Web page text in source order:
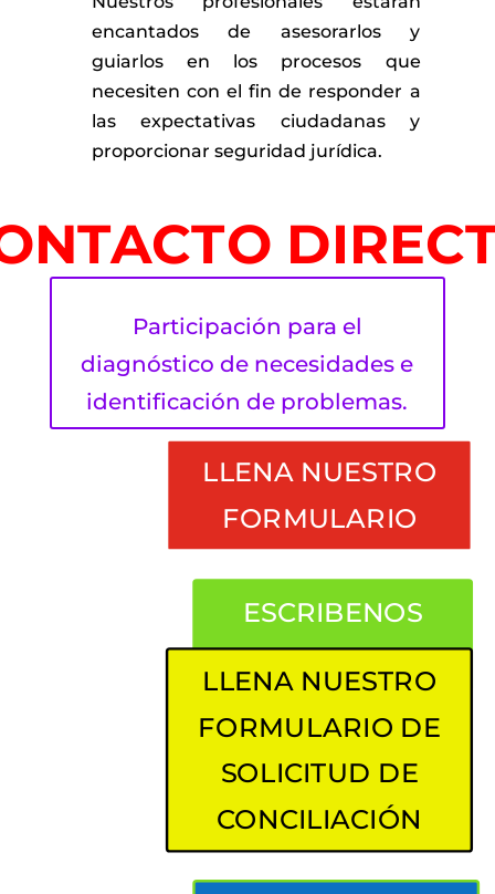
encantados de asesorarlos y
guiarlos en los procesos que
necesiten con el fin de responder a
las expectativas ciudadanas y
proporcionar seguridad jurídica.
Participación para el
diagnóstico de necesidades e
identificación de problemas.
LLENA NUESTRO
FORMULARIO
ESCRIBENOS
AL WHATSAPP
LLENA NUESTRO
FORMULARIO DE
SOLICITUD DE
CONCILIACIÓN